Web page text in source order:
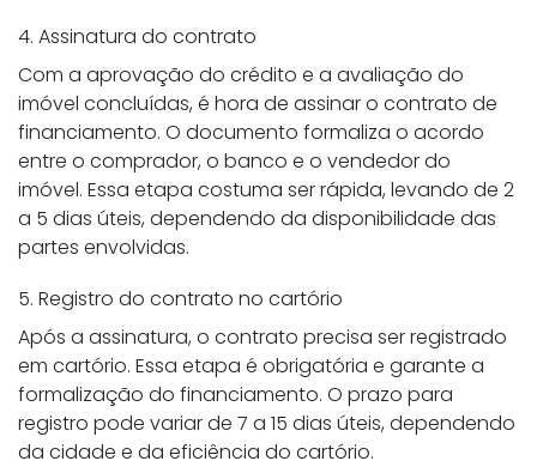
4. Assinatura do contrato
Com a aprovação do crédito e a avaliação do
imóvel concluídas, é hora de assinar o contrato de
financiamento. O documento formaliza o acordo
entre o comprador, o banco e o vendedor do
imóvel. Essa etapa costuma ser rápida, levando de 2
a 5 dias úteis, dependendo da disponibilidade das
partes envolvidas.
5. Registro do contrato no cartório
Após a assinatura, o contrato precisa ser registrado
em cartório. Essa etapa é obrigatória e garante a
formalização do financiamento. O prazo para
registro pode variar de 7 a 15 dias úteis, dependendo
da cidade e da eficiência do cartório.